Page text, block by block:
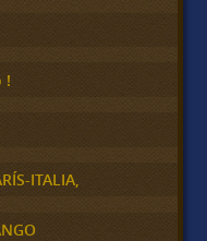
!
ITALIA,